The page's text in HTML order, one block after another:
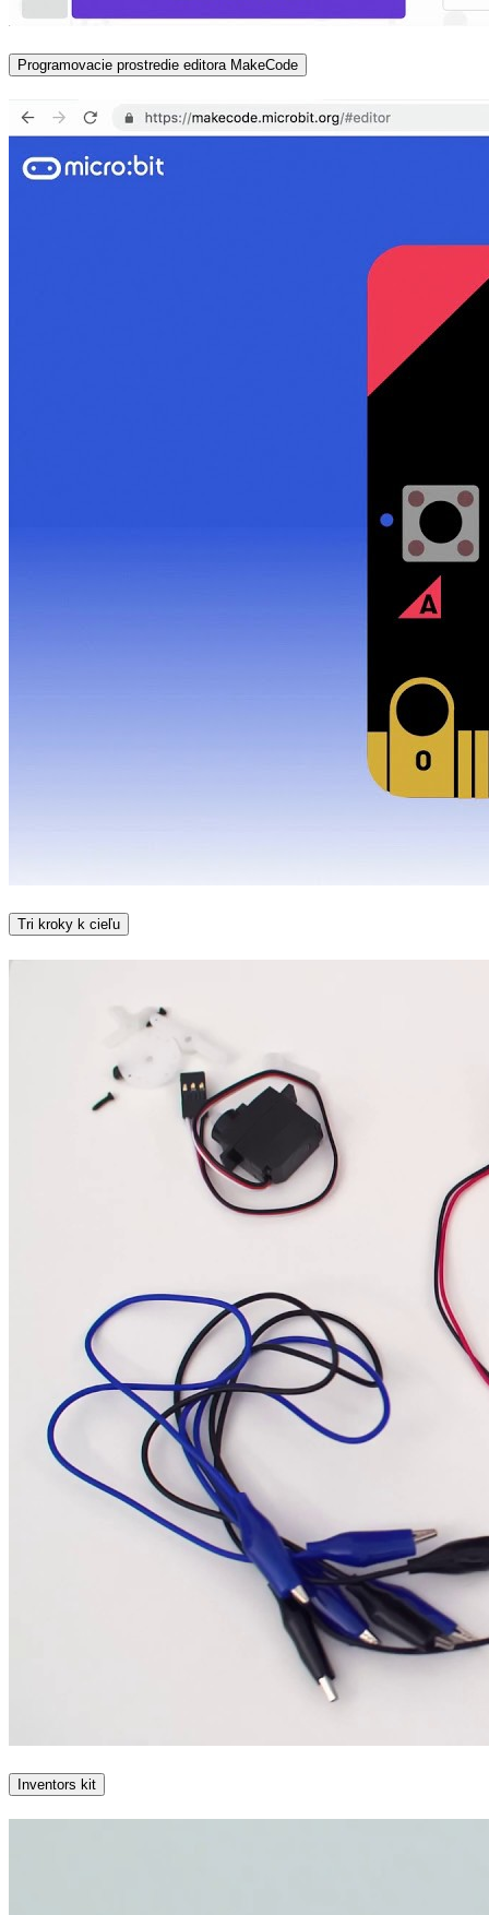
Programovacie prostredie editora MakeCode
Tri kroky k cieľu
Inventors kit